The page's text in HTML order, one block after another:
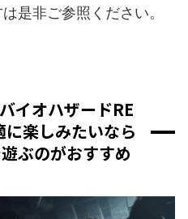
是非ご参照ください。
イオハザードRE
楽しみたいなら
ぶのがおすすめ